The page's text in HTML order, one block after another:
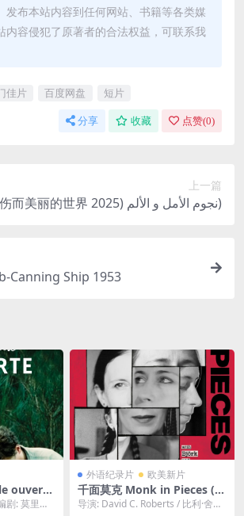
发布本站内容到任何网站、书籍等各类媒
内容侵犯了原著者的合法权益，可联系我
佳片 百度网盘 短片
分享 收藏 点赞(0)
上一篇
一个悲伤而美丽的世界 نجوم الأمل و الألم (2025)
Canning Ship 1953
ouverte
: 莫里斯·
外语纪录片 欧美新片
千面莫克 Monk in Pieces (2
025)
导演: David C. Roberts / 比利·舍巴